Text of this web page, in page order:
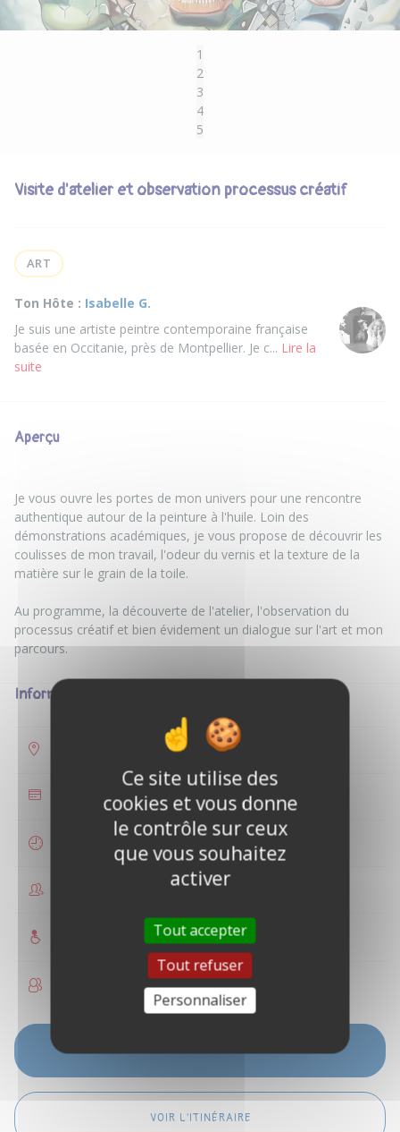
1
2
3
4
5
Visite d'atelier et observation processus créatif
ART
Ton Hôte : Isabelle G.
Je suis une artiste peintre contemporaine française
basée en Occitanie, près de Montpellier. Je c... Lire la
suite
Aperçu
Je vous ouvre les portes de mon univers pour une rencontre
authentique autour de la peinture à l'huile. Loin des
démonstrations académiques, je vous propose de découvrir les
coulisses de mon travail, l'odeur du vernis et la texture de la
matière sur le grain de la toile.
Au programme, la découverte de l'atelier, l'observation du
processus créatif et bien évidement un dialogue sur l'art et mon
Informations
Saint-Georges-d'Orques
Enfants acceptés
VOIR L'ITINÉRAIRE
Ce site utilise des
cookies et vous donne
le contrôle sur ceux
que vous souhaitez
activer
Tout accepter
Tout refuser
Personnaliser